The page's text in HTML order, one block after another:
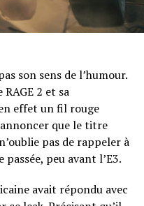
son sens de l’humour.
2 et sa
effet un fil rouge
que le titre
pas de rappeler à
peu avant l’E3.
avait répondu avec